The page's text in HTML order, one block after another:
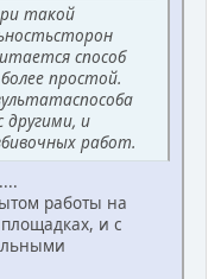
такой
способ
простой.
другими, и
работ.
работы на
и с